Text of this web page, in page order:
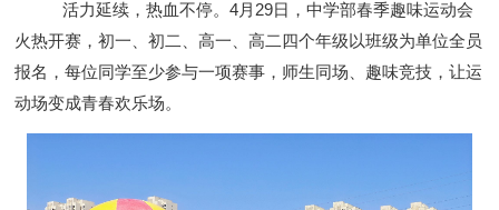
活力延续，热血不停。4月29日，中学部春季趣味运动会
火热开赛，初一、初二、高一、高二四个年级以班级为单位全员
报名，每位同学至少参与一项赛事，师生同场、趣味竞技，让运
动场变成青春欢乐场。